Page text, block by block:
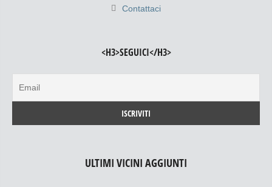
Contattaci
<H3>SEGUICI</H3>
ULTIMI VICINI AGGIUNTI